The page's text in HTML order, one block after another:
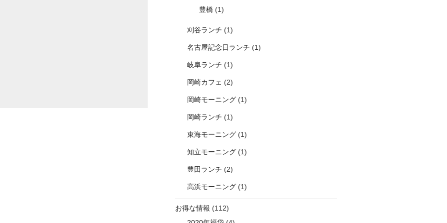
豊橋(1)
刈谷ランチ (1)
名古屋記念日ランチ (1)
岐阜ランチ (1)
岡崎カフェ (2)
岡崎モーニング(1)
岡崎ランチ (1)
東海モーニング(1)
知立モーニング(1)
豊田ランチ (2)
高浜モーニング(1)
お得な情報 (112)